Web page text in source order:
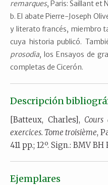
remarques, Paris: Saillant et
El abate Pierre-Joseph
y literato francés, miembro
cuya historia publicó.
prosodia, los Ensayos de
completas de Cicerón.
Descripción
[Batteux, Charles],
exercices. Tome troisième,
411 pp.; 12º. Sign.: BMV BH
Ejemplares